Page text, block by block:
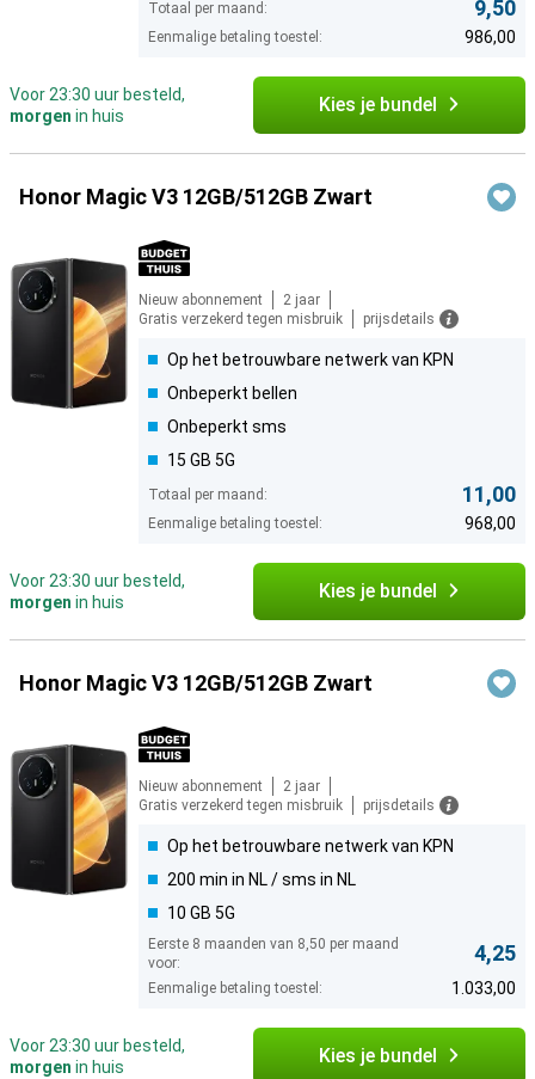
Totaal per maand: 9,50
Eenmalige betaling toestel: 986,00
Voor 23:30 uur besteld,
morgen in huis Kies je bundel
Honor Magic V3 12GB/512GB Zwart
Nieuw abonnement
2 jaar
Gratis verzekerd tegen misbruik
prijsdetails
Op het betrouwbare netwerk van KPN
Onbeperkt bellen
Onbeperkt sms
15 GB 5G
Totaal per maand: 11,00
Eenmalige betaling toestel: 968,00
Voor 23:30 uur besteld,
morgen in huis Kies je bundel
Honor Magic V3 12GB/512GB Zwart
Nieuw abonnement
2 jaar
Gratis verzekerd tegen misbruik
prijsdetails
Op het betrouwbare netwerk van KPN
200 min in NL / sms in NL
10 GB 5G
Eerste 8 maanden van 8,50 per maand
voor:
4,25
Eenmalige betaling toestel: 1.033,00
Voor 23:30 uur besteld,
morgen in huis Kies je bundel